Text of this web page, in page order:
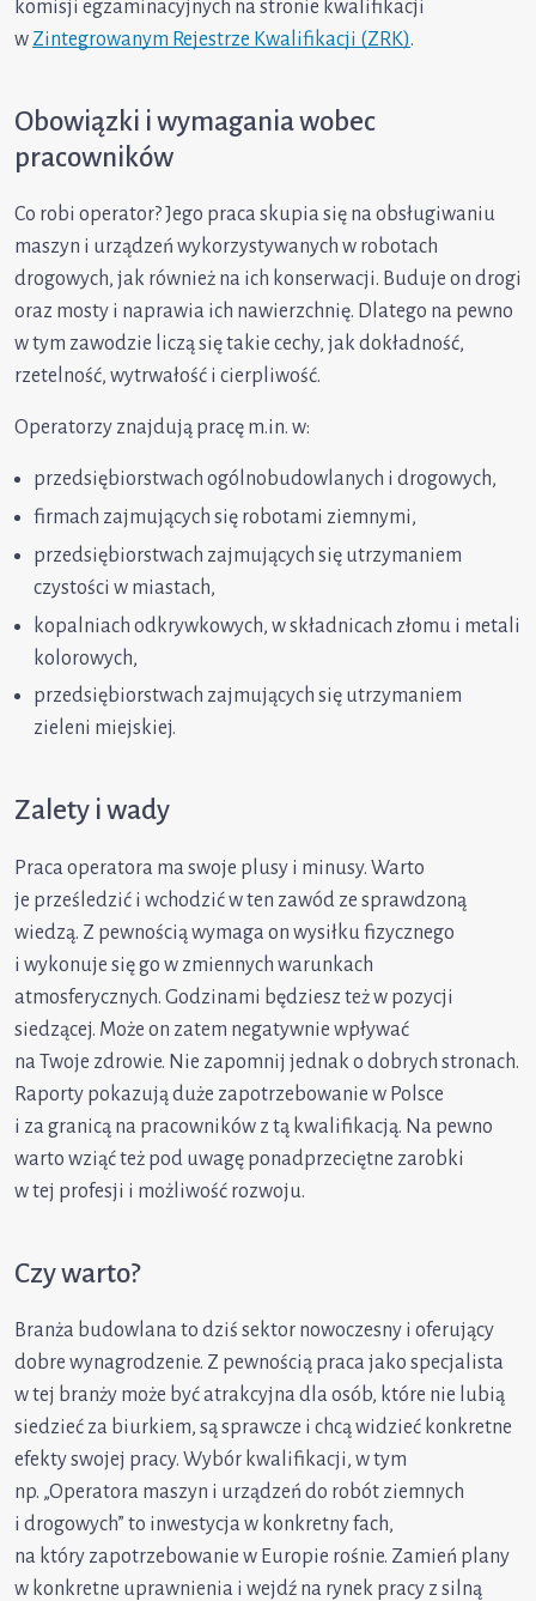
komisji egzaminacyjnych na stronie kwalifikacji
w Zintegrowanym Rejestrze Kwalifikacji (ZRK).
Obowiązki i wymagania wobec
pracowników
Co robi operator? Jego praca skupia się na obsługiwaniu
maszyn i urządzeń wykorzystywanych w robotach
drogowych, jak również na ich konserwacji. Buduje on drogi
oraz mosty i naprawia ich nawierzchnię. Dlatego na pewno
w tym zawodzie liczą się takie cechy, jak dokładność,
rzetelność, wytrwałość i cierpliwość.
Operatorzy znajdują pracę m.in. w:
przedsiębiorstwach ogólnobudowlanych i drogowych,
firmach zajmujących się robotami ziemnymi,
przedsiębiorstwach zajmujących się utrzymaniem
czystości w miastach,
kopalniach odkrywkowych, w składnicach złomu i metali
kolorowych,
przedsiębiorstwach zajmujących się utrzymaniem
zieleni miejskiej.
Zalety i wady
Praca operatora ma swoje plusy i minusy. Warto
je prześledzić i wchodzić w ten zawód ze sprawdzoną
wiedzą. Z pewnością wymaga on wysiłku fizycznego
i wykonuje się go w zmiennych warunkach
atmosferycznych. Godzinami będziesz też w pozycji
siedzącej. Może on zatem negatywnie wpływać
na Twoje zdrowie. Nie zapomnij jednak o dobrych stronach.
Raporty pokazują duże zapotrzebowanie w Polsce
i za granicą na pracowników z tą kwalifikacją. Na pewno
warto wziąć też pod uwagę ponadprzeciętne zarobki
w tej profesji i możliwość rozwoju.
Czy warto?
Branża budowlana to dziś sektor nowoczesny i oferujący
dobre wynagrodzenie. Z pewnością praca jako specjalista
w tej branży może być atrakcyjna dla osób, które nie lubią
siedzieć za biurkiem, są sprawcze i chcą widzieć konkretne
efekty swojej pracy. Wybór kwalifikacji, w tym
np. „Operatora maszyn i urządzeń do robót ziemnych
i drogowych” to inwestycja w konkretny fach,
na który zapotrzebowanie w Europie rośnie. Zamień plany
w konkretne uprawnienia i wejdź na rynek pracy z silną